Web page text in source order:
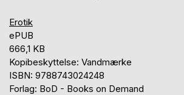
Erotik
ePUB
666,1 KB
Kopibeskyttelse: Vandmærke
ISBN: 9788743024248
Forlag: BoD - Books on Demand